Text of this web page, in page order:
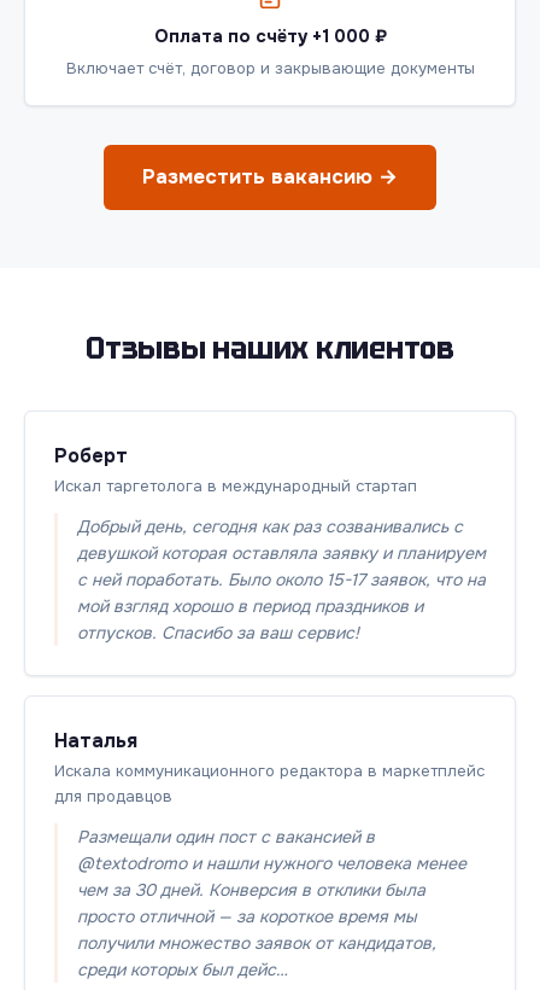
Оплата по счёту +1 000 ₽
Включает счёт, договор и закрывающие документы
Разместить вакансию →
Отзывы наших клиентов
Роберт
Искал таргетолога в международный стартап
Добрый день, сегодня как раз созванивались с
девушкой которая оставляла заявку и планируем
с ней поработать. Было около 15-17 заявок, что на
мой взгляд хорошо в период праздников и
отпусков. Спасибо за ваш сервис!
Наталья
Искала коммуникационного редактора в маркетплейс
для продавцов
Размещали один пост с вакансией в
@textodromo и нашли нужного человека менее
чем за 30 дней. Конверсия в отклики была
просто отличной — за короткое время мы
получили множество заявок от кандидатов,
среди которых был дейс…